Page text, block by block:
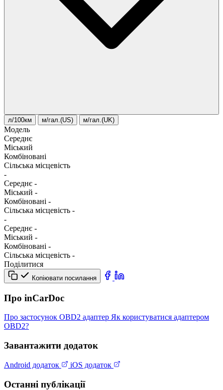
л/100км м/гал.(US) м/гал.(UK)
Модель
Середнє
Міський
Комбіновані
Сільська місцевість
-
Середнє -
Міський -
Комбіновані -
Сільська місцевість -
-
Середнє -
Міський -
Комбіновані -
Сільська місцевість -
Поділитися
Копіювати посилання
Про inCarDoc
Про застосунок OBD2 адаптер Як користуватися адаптером
OBD2?
Завантажити додаток
Android додаток iOS додаток
Останні публікації